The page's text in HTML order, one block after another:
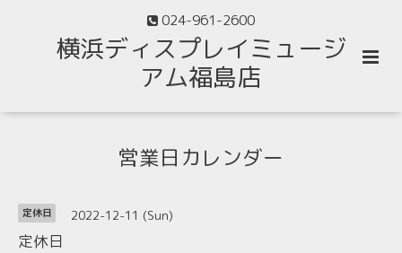
024-961-2600
横浜ディスプレイミュージ
アム福島店
営業日カレンダー
定休日 2022-12-11 (Sun)
定休日